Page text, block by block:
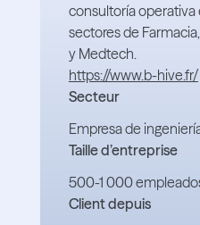
consultoría operativa
sectores de
y Medtech.
https://www.b-hive.fr/
Secteur
Empresa de
Taille d’entreprise
500-1 000
Client depuis